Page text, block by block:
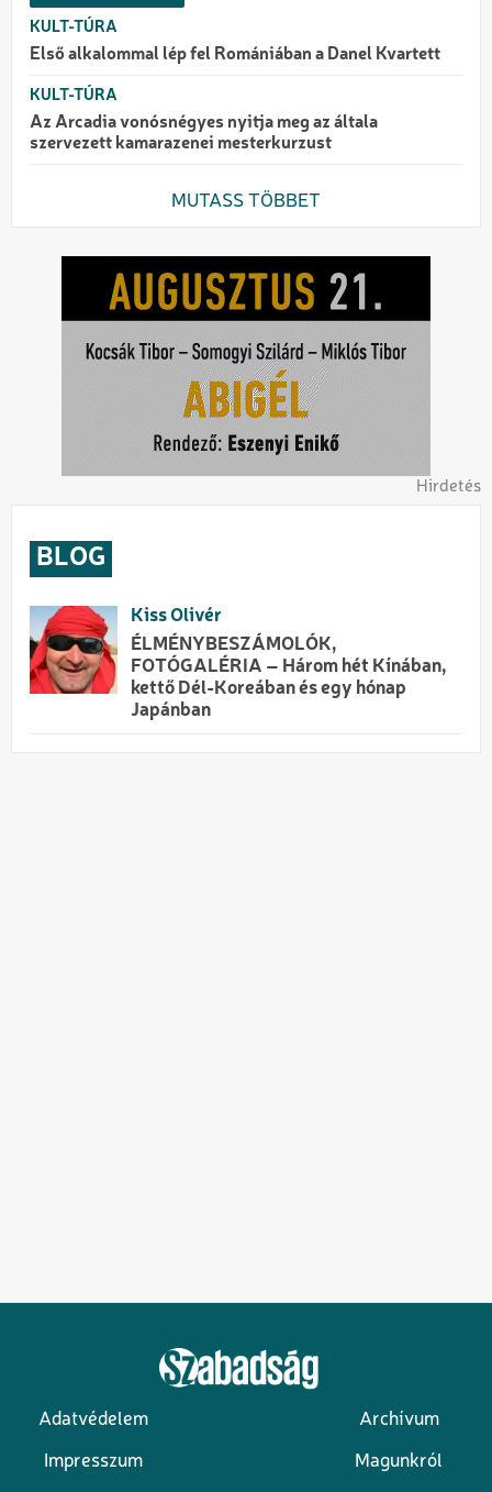
KULT-TÚRA
Első alkalommal lép fel Romániában a Danel Kvartett
KULT-TÚRA
Az Arcadia vonósnégyes nyitja meg az általa
szervezett kamarazenei mesterkurzust
MUTASS TÖBBET
Hirdetés
BLOG
Kiss Olivér
ÉLMÉNYBESZÁMOLÓK,
FOTÓGALÉRIA – Három hét Kínában,
kettő Dél-Koreában és egy hónap
Japánban
Lábléc
Adatvédelem Archívum
Impresszum Magunkról